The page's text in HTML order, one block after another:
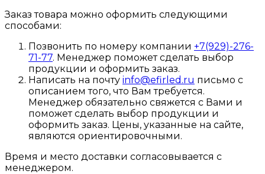
Заказ товара можно оформить следующими
способами:
Позвонить по номеру компании +7(929)-276-
71-77. Менеджер поможет сделать выбор
продукции и оформить заказ.
Написать на почту info@efirled.ru письмо с
описанием того, что Вам требуется.
Менеджер обязательно свяжется с Вами и
поможет сделать выбор продукции и
оформить заказ. Цены, указанные на сайте,
являются ориентировочными.
Время и место доставки согласовывается с
менеджером.